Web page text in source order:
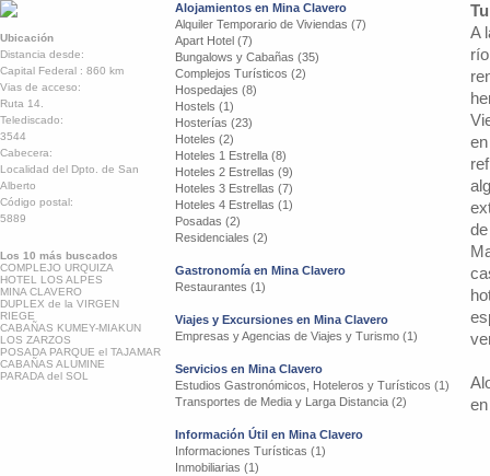
Ubicación
Distancia desde:
Capital Federal : 860 km
Vias de acceso:
Ruta 14.
Telediscado:
3544
Cabecera:
Localidad del Dpto. de San
Alberto
Código postal:
5889
Los 10 más buscados
COMPLEJO URQUIZA
HOTEL LOS ALPES
MINA CLAVERO
DUPLEX de la VIRGEN
RIEGE
CABAÑAS KUMEY-MIAKUN
LOS ZARZOS
POSADA PARQUE el TAJAMAR
CABAÑAS ALUMINE
PARADA del SOL
Alojamientos en Mina Clavero
Alquiler Temporario de Viviendas (7)
Apart Hotel (7)
Bungalows y Cabañas (35)
Complejos Turísticos (2)
Hospedajes (8)
Hostels (1)
Hosterías (23)
Hoteles (2)
Hoteles 1 Estrella (8)
Hoteles 2 Estrellas (9)
Hoteles 3 Estrellas (7)
Hoteles 4 Estrellas (1)
Posadas (2)
Residenciales (2)
Gastronomía en Mina Clavero
Restaurantes (1)
Viajes y Excursiones en Mina Clavero
Empresas y Agencias de Viajes y Turismo (1)
Servicios en Mina Clavero
Estudios Gastronómicos, Hoteleros y Turísticos (1)
Transportes de Media y Larga Distancia (2)
Información Útil en Mina Clavero
Informaciones Turísticas (1)
Inmobiliarias (1)
A